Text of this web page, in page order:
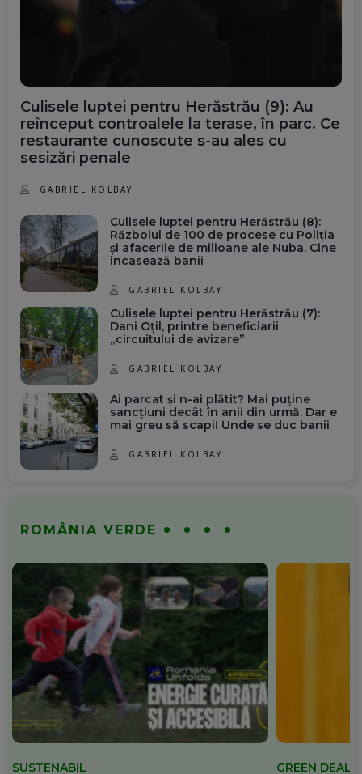
Culisele luptei pentru Herăstrău (9): Au
reînceput controalele la terase, în parc. Ce
restaurante cunoscute s-au ales cu
sesizări penale
GABRIEL KOLBAY
Culisele luptei pentru Herăstrău (8):
Războiul de 100 de procese cu Poliția
și afacerile de milioane ale Nuba. Cine
încasează banii
GABRIEL KOLBAY
Culisele luptei pentru Herăstrău (7):
Dani Oțil, printre beneficiarii
„circuitului de avizare”
GABRIEL KOLBAY
Ai parcat și n-ai plătit? Mai puține
sancțiuni decât în anii din urmă. Dar e
mai greu să scapi! Unde se duc banii
GABRIEL KOLBAY
ROMÂNIA VERDE
SUSTENABIL GREEN DEAL